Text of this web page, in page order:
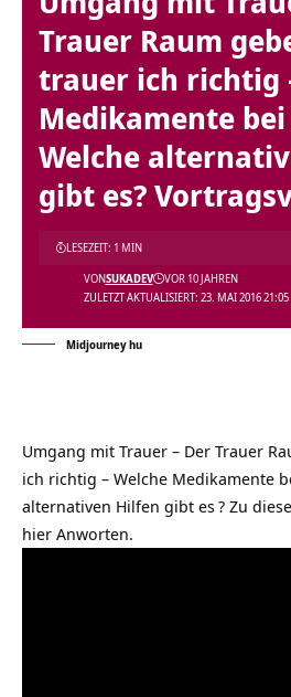
Trauer Raum
trauer ich richtig
Medikamente bei
Welche
gibt es?
ZULETZT AKTUALISIERT: 23. MAI 2016 21:05
VONSUKADEV VOR 10 JAHREN
LESEZEIT: 1 MIN
Midjourney hu
Umgang mit Trauer – Der Trauer
ich richtig – Welche Medikamente
alternativen Hilfen gibt es? Zu
hier Anworten.